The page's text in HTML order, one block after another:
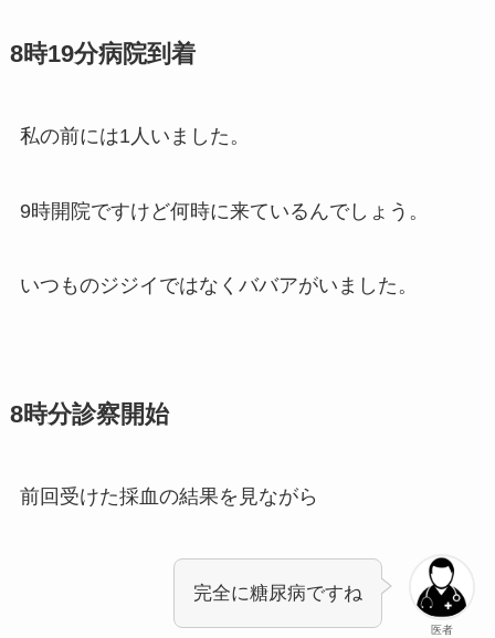
8時19分病院到着
私の前には1人いました。
9時開院ですけど何時に来ているんでしょう。
いつものジジイではなくババアがいました。
8時分診察開始
前回受けた採血の結果を見ながら
医者
完全に糖尿病ですね